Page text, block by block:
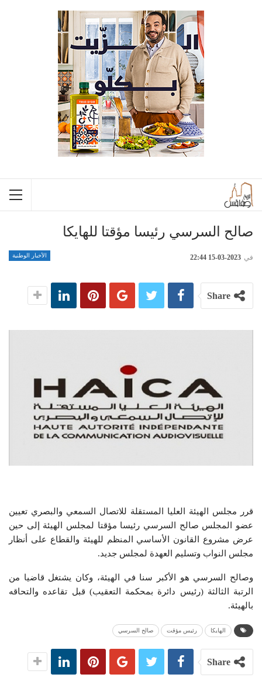
صالح السرسي رئيسا مؤقتا للهايكا
الأخبار الوطنية في 2023-03-15 22:44
Share
قرر مجلس الهيئة العليا المستقلة للاتصال السمعي والبصري تعيين
عضو المجلس صالح السرسي رئيسا مؤقتا لمجلس الهيئة إلى حين
عرض مشروع القانون الأساسي المنظم للهيئة والقطاع على أنظار
مجلس النواب وتسليم العهدة لمجلس جديد.
وصالح السرسي هو الأكبر سنا في الهيئة، وكان يشتغل قاضيا من
الرتبة الثالثة (رئيس دائرة بمحكمة التعقيب) قبل تقاعده والتحاقه
بالهيئة.
الهايكا رئيس مؤقت صالح السرسي
Share